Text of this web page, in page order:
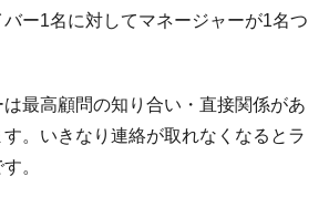
ー1名に対してマネージャーが1名つ
最高顧問の知り合い・直接関係があ
。いきなり連絡が取れなくなるとラ
。